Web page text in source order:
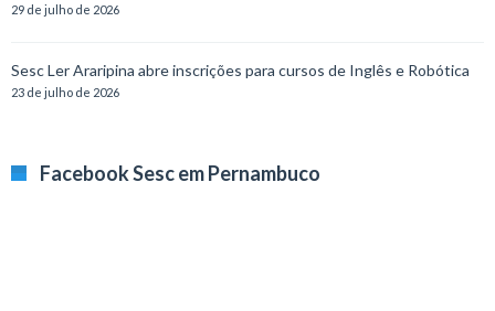
29 de julho de 2026
Sesc Ler Araripina abre inscrições para cursos de Inglês e Robótica
23 de julho de 2026
Facebook Sesc em Pernambuco